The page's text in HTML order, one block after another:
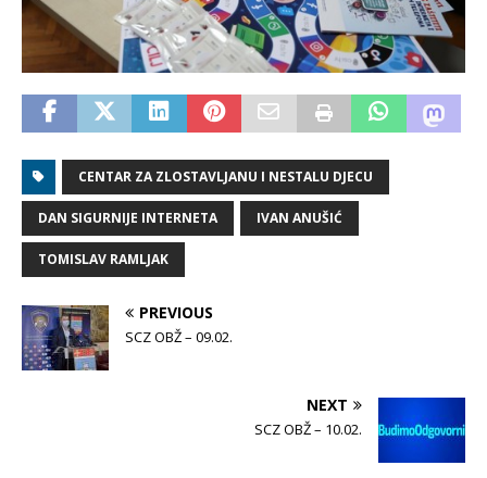
CENTAR ZA ZLOSTAVLJANU I NESTALU DJECU
DAN SIGURNIJE INTERNETA IVAN ANUŠIĆ
TOMISLAV RAMLJAK
PREVIOUS
SCZ OBŽ – 09.02.
NEXT
SCZ OBŽ – 10.02.